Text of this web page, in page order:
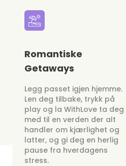
Romantiske
Getaways
Legg passet igjen hjemme.
Len deg tilbake, trykk på
play og la WithLove ta deg
med til en verden der alt
handler om kjærlighet og
latter, og gi deg en herlig
pause fra hverdagens
stress.